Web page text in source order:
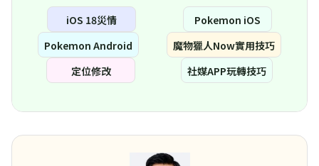
iOS 18災情
Pokemon iOS
Pokemon Android
魔物獵人Now實用技巧
定位修改
社媒APP玩轉技巧